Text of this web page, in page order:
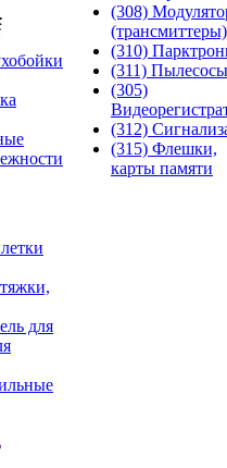
для
(308)
(трансмиттеры)
(310)
(311) Пылесосы
(305)
(312)
(315) Флешки,
карты памяти